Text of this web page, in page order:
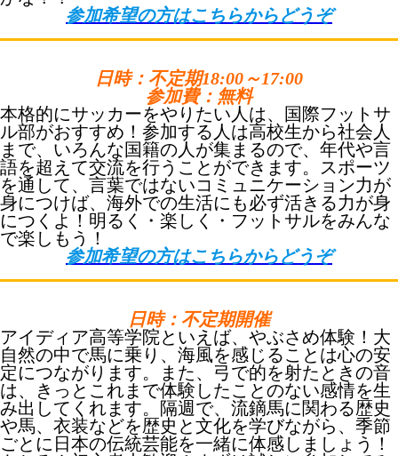
参加希望の方はこちらからどうぞ
日時：不定期18:00～17:00
参加費：無料
本格的にサッカーをやりたい人は、国際フットサ
ル部がおすすめ！参加する人は高校生から社会人
まで、いろんな国籍の人が集まるので、年代や言
語を超えて交流を行うことができます。スポーツ
を通して、言葉ではないコミュニケーション力が
身につけば、海外での生活にも必ず活きる力が身
につくよ！明るく・楽しく・フットサルをみんな
で楽しもう！
参加希望の方はこちらからどうぞ
日時：不定期開催
アイディア高等学院といえば、やぶさめ体験！大
自然の中で馬に乗り、海風を感じることは心の安
定につながります。また、弓で的を射たときの音
は、きっとこれまで体験したことのない感情を生
み出してくれます。隔週で、流鏑馬に関わる歴史
や馬、衣装などを歴史と文化を学びながら、季節
ごとに日本の伝統芸能を一緒に体感しましょう！